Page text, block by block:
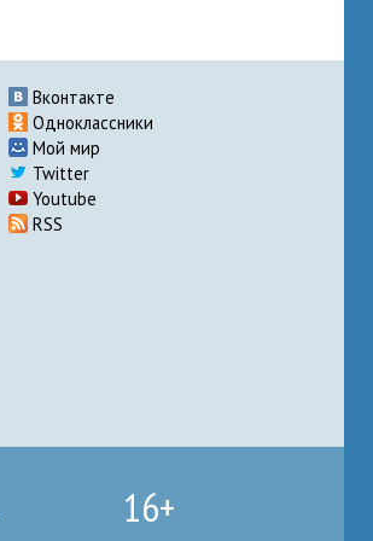
Вконтакте
Одноклассники
Мой мир
Twitter
Youtube
RSS
16+